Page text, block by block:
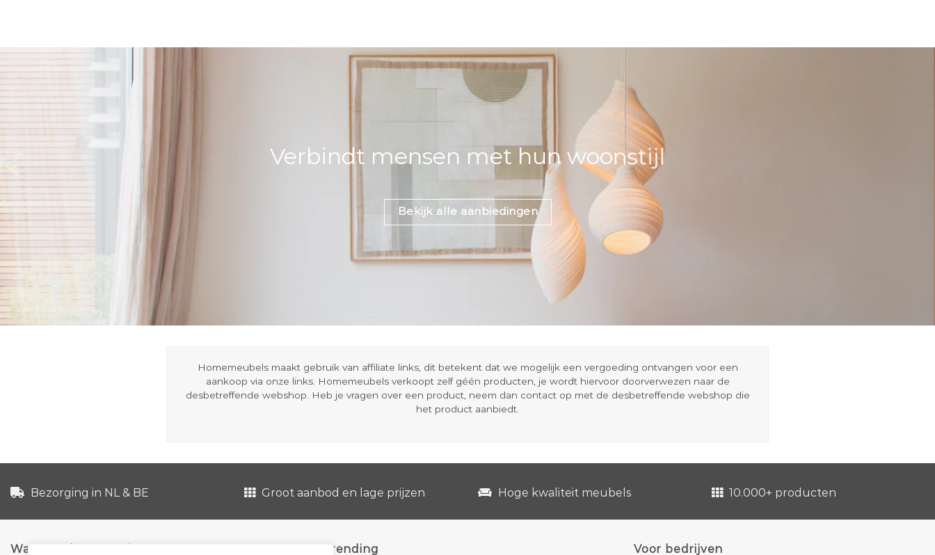
Verbindt mensen met hun woonstijl
Bekijk alle aanbiedingen
Homemeubels maakt gebruik van affiliate links, dit betekent dat we mogelijk een vergoeding ontvangen voor een
aankoop via onze links. Homemeubels verkoopt zelf géén producten, je wordt hiervoor doorverwezen naar de
desbetreffende webshop. Heb je vragen over een product, neem dan contact op met de desbetreffende webshop die
het product aanbiedt.
Bezorging in NL & BE Groot aanbod en lage prijzen Hoge kwaliteit meubels 10.000+ producten
Waarom shoppen via ons? Trending Voor bedrijven